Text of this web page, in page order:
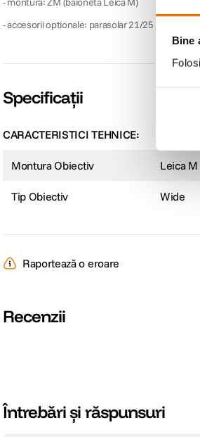
Bine
- accesorii optionale: parasolar 21/25 (pentru
Specificații
CARACTERISTICI TEHNICE:
Montura Obiectiv Leica M
Tip Obiectiv Wide
Raportează o eroare
Recenzii
Întrebări și răspunsuri